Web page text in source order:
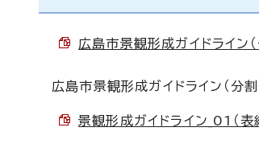
広島市景観形成ガイドライン
広島市景観形成ガイドライン（分割
景観形成ガイドライン_01（